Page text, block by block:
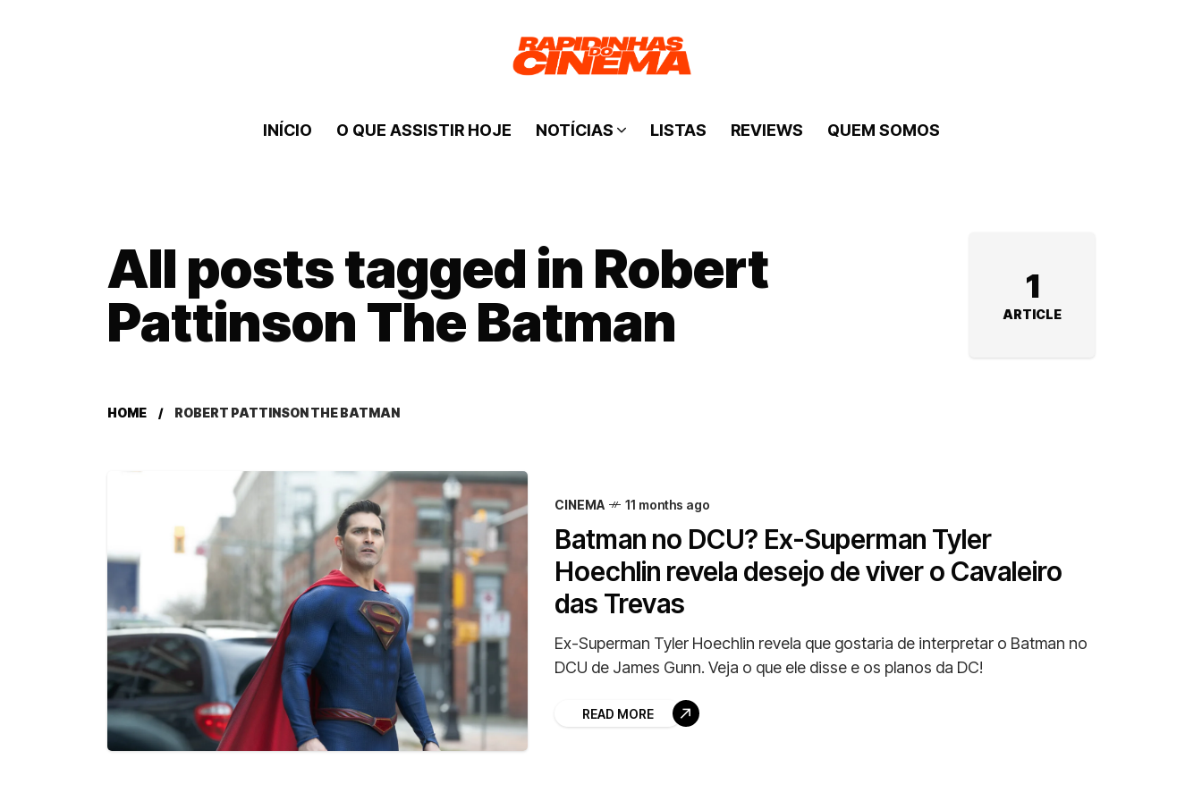
INÍCIO O QUE ASSISTIR HOJE NOTÍCIAS LISTAS REVIEWS QUEM SOMOS
All posts tagged in Robert
Pattinson The Batman
1
ARTICLE
HOME ROBERT PATTINSON THE BATMAN
CINEMA 11 months ago
Batman no DCU? Ex-Superman Tyler
Hoechlin revela desejo de viver o Cavaleiro
das Trevas
Ex-Superman Tyler Hoechlin revela que gostaria de interpretar o Batman no
DCU de James Gunn. Veja o que ele disse e os planos da DC!
READ MORE